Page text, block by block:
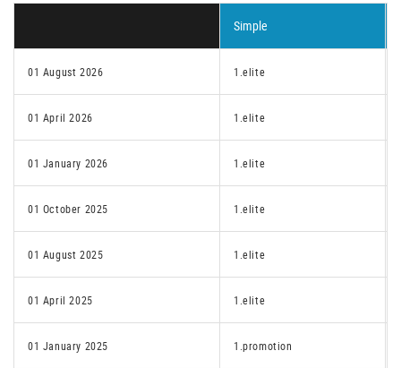
Simple
01 August 2026 1.elite
01 April 2026 1.elite
01 January 2026 1.elite
01 October 2025 1.elite
01 August 2025 1.elite
01 April 2025 1.elite
01 January 2025 1.promotion